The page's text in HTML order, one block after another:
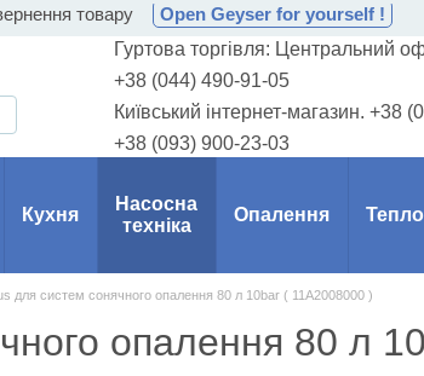
товару Open Geyser for yourself !
Гуртова торгівля: Центральний
+38 (044) 490-91-05
Київський інтернет-магазин. +38
+38 (093) 900-23-03
Кухня
Насосна
техніка
Опалення
для систем сонячного опалення 80 л 10bar ( 11A2008000 )
опалення 80 л